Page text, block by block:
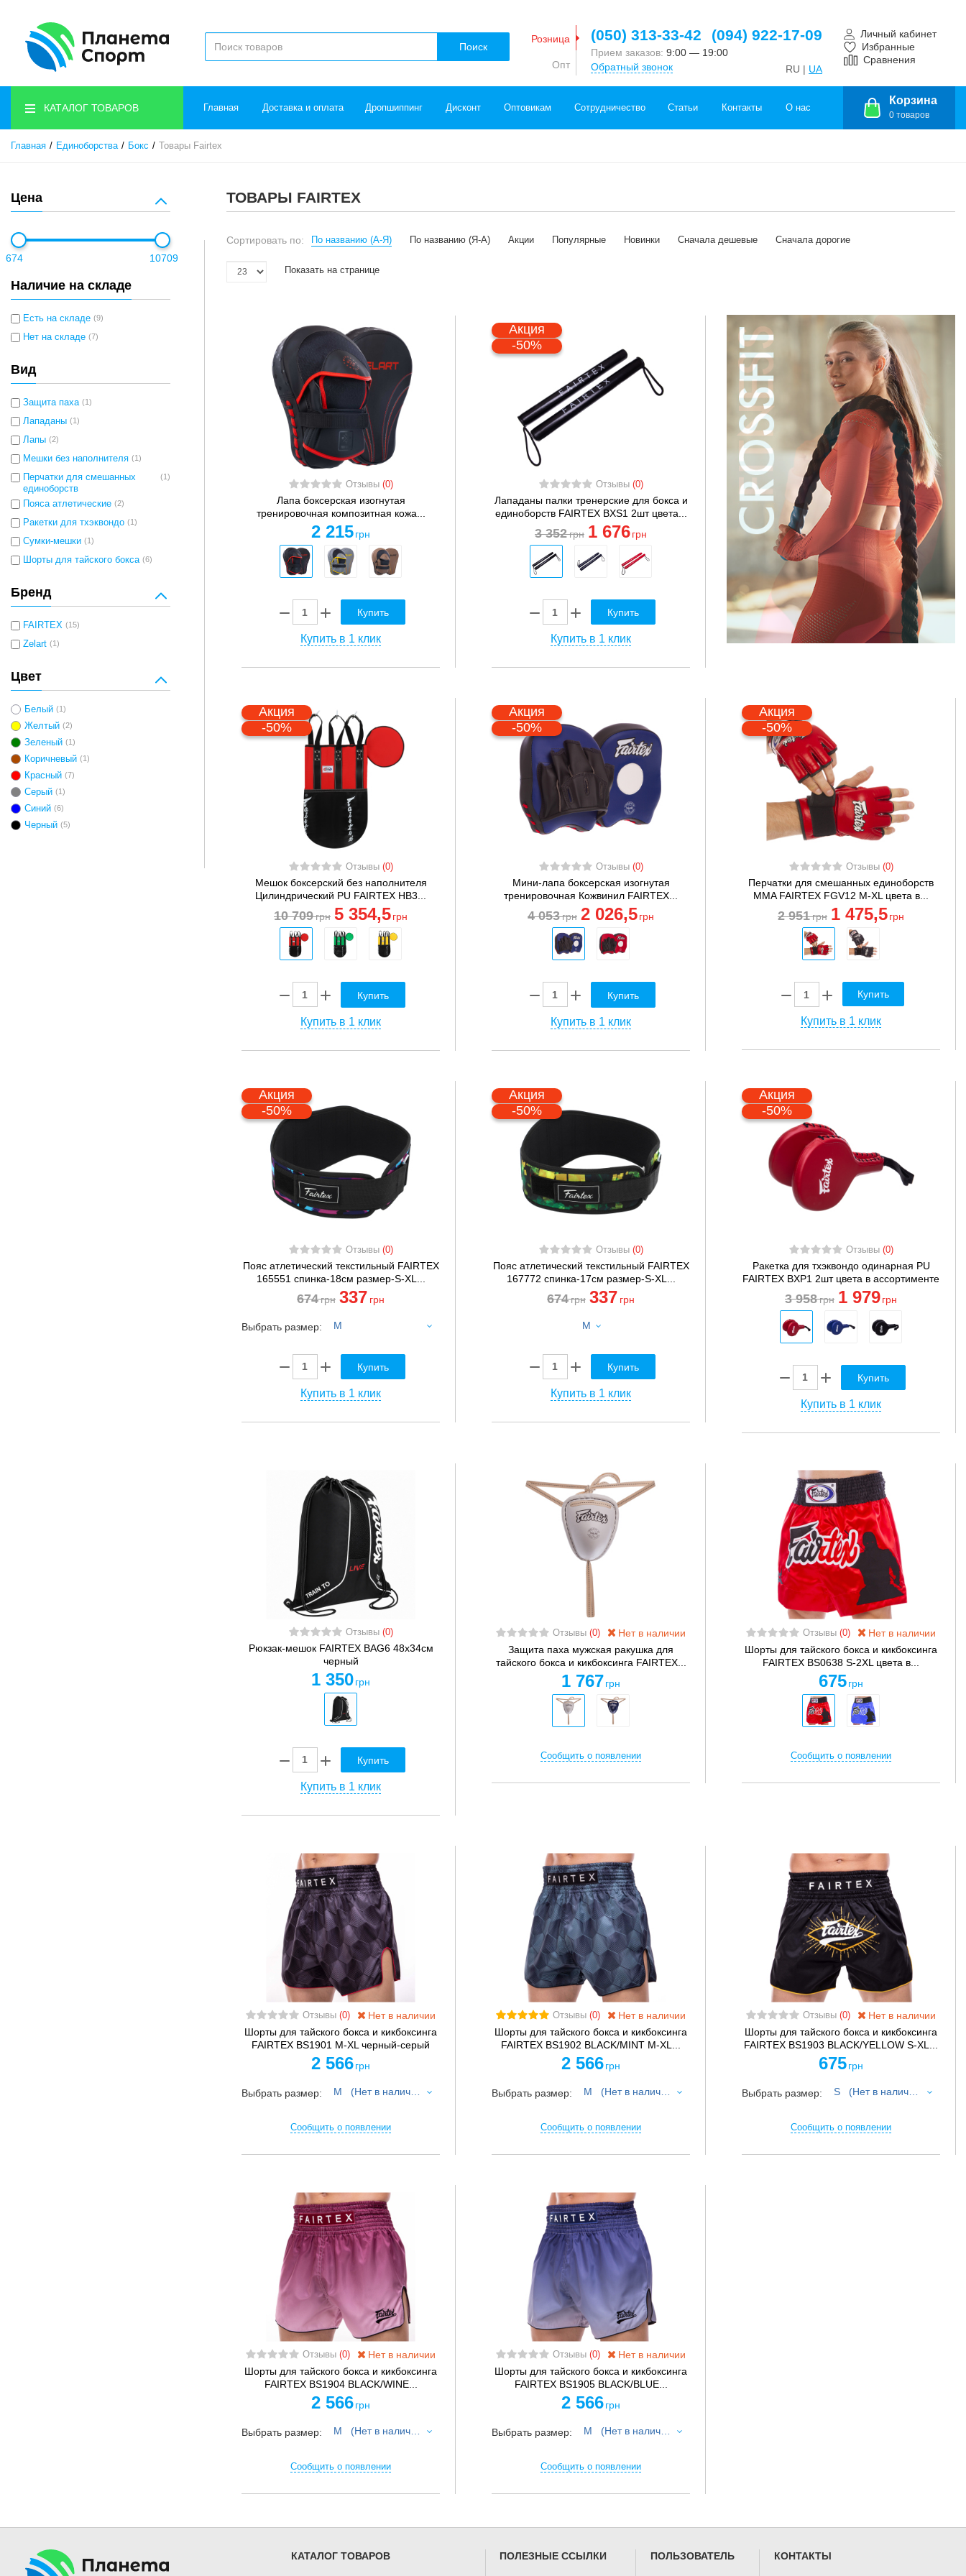
Поиск
Розница
Опт
(050) 313-33-42 (094) 922-17-09
Прием заказов: 9:00 — 19:00
Обратный звонок
RU | UA
Личный кабинет
Избранные
Сравнения
КАТАЛОГ ТОВАРОВ Главная Доставка и оплата Дропшиппинг Дисконт Оптовикам Сотрудничество Статьи Контакты О нас
Корзина
0 товаров
Главная Единоборства Бокс Товары Fairtex
Цена
674 10709
Наличие на складе
Есть на складе (9)
Нет на складе (7)
Вид
Защита паха (1)
Лападаны (1)
Лапы (2)
Мешки без наполнителя (1)
Перчатки для смешанных
единоборств
(1)
Пояса атлетические (2)
Ракетки для тхэквондо (1)
Сумки-мешки (1)
Шорты для тайского бокса (6)
Бренд
FAIRTEX (15)
Zelart (1)
Цвет
Белый (1)
Желтый (2)
Зеленый (1)
Коричневый (1)
Красный (7)
Серый (1)
Синий (6)
Черный (5)
ТОВАРЫ FAIRTEX
Сортировать по: По названию (А-Я) По названию (Я-А) Акции Популярные Новинки Сначала дешевые Сначала дорогие
Показать на странице
Отзывы (0)
Лапа боксерская изогнутая
тренировочная композитная кожа...
2 215 грн
Купить
Купить в 1 клик
Акция
-50%
Отзывы (0)
Лападаны палки тренерские для бокса и
единоборств FAIRTEX BXS1 2шт цвета...
3 352грн 1 676 грн
Купить
Купить в 1 клик
Акция
-50%
Отзывы (0)
Мешок боксерский без наполнителя
Цилиндрический PU FAIRTEX HB3...
10 709грн 5 354,5 грн
Купить
Купить в 1 клик
Акция
-50%
Отзывы (0)
Мини-лапа боксерская изогнутая
тренировочная Кожвинил FAIRTEX...
4 053грн 2 026,5 грн
Купить
Купить в 1 клик
Акция
-50%
Отзывы (0)
Перчатки для смешанных единоборств
MMA FAIRTEX FGV12 M-XL цвета в...
2 951грн 1 475,5 грн
Купить
Купить в 1 клик
Акция
-50%
Отзывы (0)
Пояс атлетический текстильный FAIRTEX
165551 спинка-18см размер-S-XL...
674грн 337 грн
Выбрать размер: M
Купить
Купить в 1 клик
Акция
-50%
Отзывы (0)
Пояс атлетический текстильный FAIRTEX
167772 спинка-17см размер-S-XL...
674грн 337 грн
M
Купить
Купить в 1 клик
Акция
-50%
Отзывы (0)
Ракетка для тхэквондо одинарная PU
FAIRTEX BXP1 2шт цвета в ассортименте
3 958грн 1 979 грн
Купить
Купить в 1 клик
Отзывы (0)
Рюкзак-мешок FAIRTEX BAG6 48x34см
черный
1 350 грн
Купить
Купить в 1 клик
Отзывы (0)
Нет в наличии
Защита паха мужская ракушка для
тайского бокса и кикбоксинга FAIRTEX...
1 767 грн
Сообщить о появлении
Отзывы (0)
Нет в наличии
Шорты для тайского бокса и кикбоксинга
FAIRTEX BS0638 S-2XL цвета в...
675 грн
Сообщить о появлении
Отзывы (0)
Нет в наличии
Шорты для тайского бокса и кикбоксинга
FAIRTEX BS1901 M-XL черный-серый
2 566 грн
Выбрать размер: M (Нет в наличии)
Сообщить о появлении
Отзывы (0)
Нет в наличии
Шорты для тайского бокса и кикбоксинга
FAIRTEX BS1902 BLACK/MINT M-XL...
2 566 грн
Выбрать размер: M (Нет в наличии)
Сообщить о появлении
Отзывы (0)
Нет в наличии
Шорты для тайского бокса и кикбоксинга
FAIRTEX BS1903 BLACK/YELLOW S-XL...
675 грн
Выбрать размер: S (Нет в наличии)
Сообщить о появлении
Отзывы (0)
Нет в наличии
Шорты для тайского бокса и кикбоксинга
FAIRTEX BS1904 BLACK/WINE...
2 566 грн
Выбрать размер: M (Нет в наличии)
Сообщить о появлении
Отзывы (0)
Нет в наличии
Шорты для тайского бокса и кикбоксинга
FAIRTEX BS1905 BLACK/BLUE...
2 566 грн
Выбрать размер: M (Нет в наличии)
Сообщить о появлении
КАТАЛОГ ТОВАРОВ ПОЛЕЗНЫЕ ССЫЛКИ ПОЛЬЗОВАТЕЛЬ КОНТАКТЫ